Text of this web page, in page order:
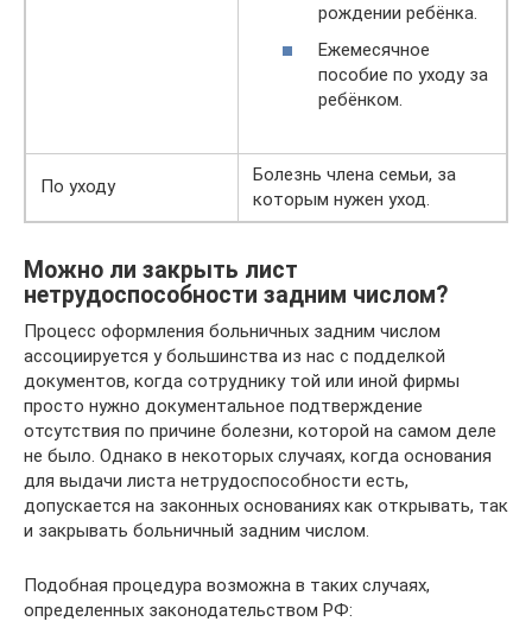
рождении ребёнка.
Ежемесячное
пособие по уходу за
ребёнком.
По уходу
Болезнь члена семьи, за
которым нужен уход.
Можно ли закрыть лист
нетрудоспособности задним числом?
Процесс оформления больничных задним числом
ассоциируется у большинства из нас с подделкой
документов, когда сотруднику той или иной фирмы
просто нужно документальное подтверждение
отсутствия по причине болезни, которой на самом деле
не было. Однако в некоторых случаях, когда основания
для выдачи листа нетрудоспособности есть,
допускается на законных основаниях как открывать, так
и закрывать больничный задним числом.
Подобная процедура возможна в таких случаях,
определенных законодательством РФ: